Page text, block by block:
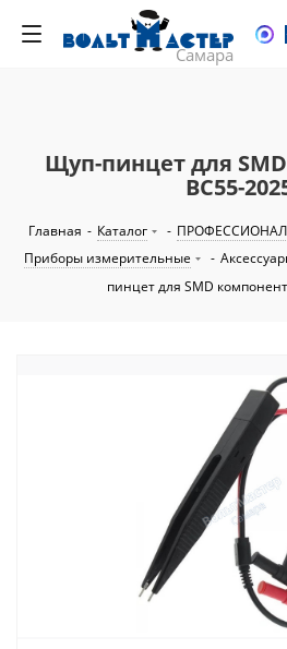
Щуп-пинцет для
BC55-
Главная - Каталог -
Приборы измерительные
-
пинцет для SMD